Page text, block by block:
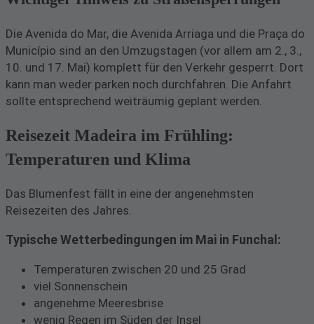
Die Avenida do Mar, die Avenida Arriaga und die Praça do
Município sind an den Umzugstagen (vor allem am 2., 3.,
10. und 17. Mai) komplett für den Verkehr gesperrt. Dort
kann man weder parken noch durchfahren. Die Anfahrt
sollte entsprechend weiträumig geplant werden.
Reisezeit Madeira im Frühling:
Temperaturen und Klima
Das Blumenfest fällt in eine der angenehmsten
Reisezeiten des Jahres.
Typische Wetterbedingungen im Mai in Funchal:
Temperaturen zwischen 20 und 25 Grad
viel Sonnenschein
angenehme Meeresbrise
wenig Regen im Süden der Insel